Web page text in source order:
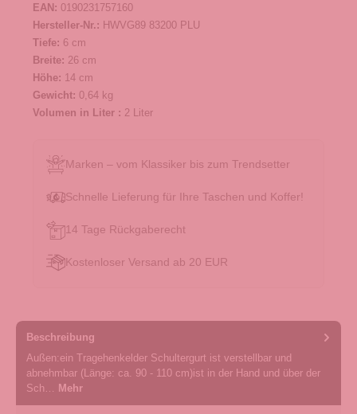
EAN: 0190231757160
Hersteller-Nr.: HWVG89 83200 PLU
Tiefe: 6 cm
Breite: 26 cm
Höhe: 14 cm
Gewicht: 0,64 kg
Volumen in Liter : 2 Liter
Marken – vom Klassiker bis zum Trendsetter
Schnelle Lieferung für Ihre Taschen und Koffer!
14 Tage Rückgaberecht
Kostenloser Versand ab 20 EUR
Beschreibung
Außen:ein Tragehenkelder Schultergurt ist verstellbar und
abnehmbar (Länge: ca. 90 - 110 cm)ist in der Hand und über der
Sch… Mehr